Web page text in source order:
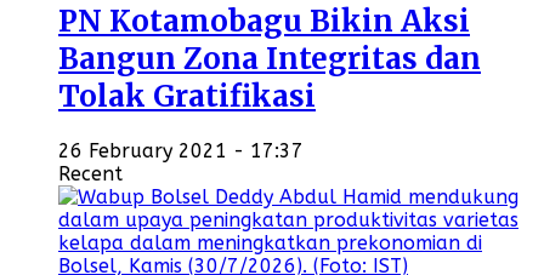
PN Kotamobagu Bikin Aksi
Bangun Zona Integritas dan
Tolak Gratifikasi
26 February 2021 - 17:37
Recent